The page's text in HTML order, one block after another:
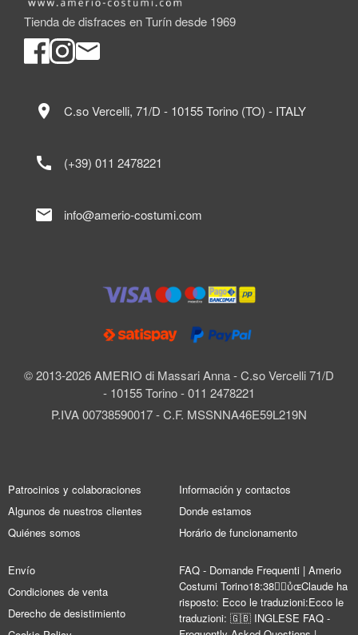
Tienda de disfraces en Turín desde 1969
© 2013-2026 AMERIO di Massari Anna - C.so Vercelli 71/D
- 10155 Torino - 011 2478221
P.IVA 00738590017 - C.F. MSSNNA46E59L219N
location_on C.so Vercelli, 71/D - 10155 Torino (TO) - ITALY
call (+39) 011 2478221
mail info@amerio-costumi.com
Patrocinios y colaboraciones
Algunos de nuestros clientes
Quiénes somos
Información y contactos
Donde estamos
Horário de funcionamento
Envío
Condiciones de venta
Derecho de desistimiento
FAQ - Domande Frequenti | Amerio
Costumi Torino18:38Claude ha
risposto: Ecco le traduzioni:Ecco le
traduzioni: 🇬🇧 INGLESE FAQ -